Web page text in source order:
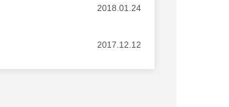
2018.01.24
2017.12.12